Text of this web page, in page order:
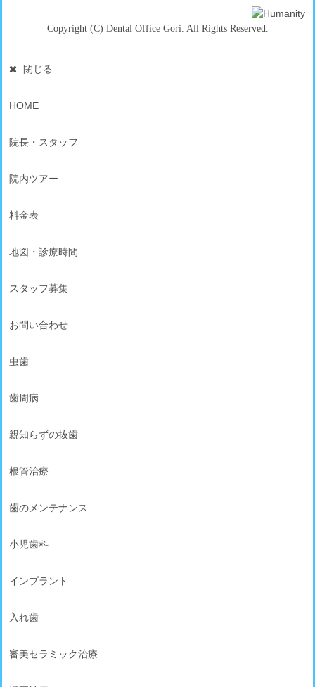
Copyright (C) Dental Office Gori. All Rights Reserved.
閉じる
HOME
院長・スタッフ
院内ツアー
料金表
地図・診療時間
スタッフ募集
お問い合わせ
虫歯
歯周病
親知らずの抜歯
根管治療
歯のメンテナンス
小児歯科
インプラント
入れ歯
審美セラミック治療